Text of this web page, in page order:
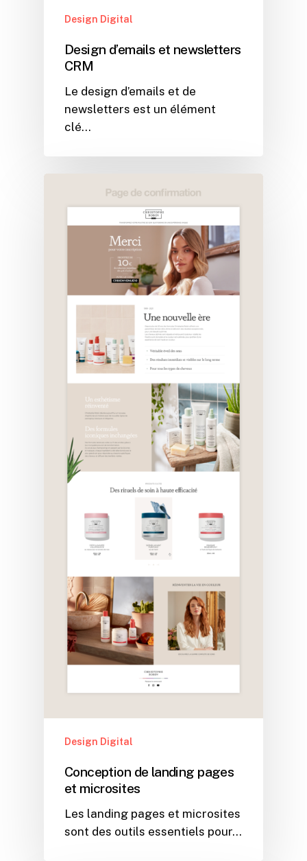
Design Digital
Design d’emails et newsletters
CRM
Le design d’emails et de
newsletters est un élément
clé…
Design Digital
Conception de landing pages
et microsites
Les landing pages et microsites
sont des outils essentiels pour…